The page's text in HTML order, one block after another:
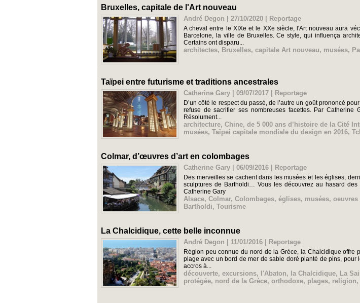
Bruxelles, capitale de l'Art nouveau
André Degon | 27/10/2020 Reportage
A cheval entre le XIXe et le XXe siècle, l'Art nouveau aura
Barcelone, la ville de Bruxelles. Ce style, qui influença
Certains ont disparu...
architectes, Bruxelles, capitale Art nouveau, musées,
Taïpei entre futurisme et traditions ancestrales
Catherine Gary | 09/07/2017 Reportage
D’un côté le respect du passé, de l’autre un goût prononcé
refuse de sacrifier ses nombreuses facettes. Par Catherine
Résolument...
architecture, Chine, de 5 000 ans d’histoire de la Cité
musées, Taïpei capitale mondiale du design en 2016,
Colmar, d’œuvres d’art en colombages
Catherine Gary | 06/09/2016 Reportage
Des merveilles se cachent dans les musées et les églises,
sculptures de Bartholdi… Vous les découvrez au hasard
Catherine Gary
Alsace, Colmar, Colombages, églises, musées, oeuvres
Bartholdi, Tourisme
La Chalcidique, cette belle inconnue
André Degon | 11/01/2016 Reportage
Région peu connue du nord de la Grèce, la Chalcidique
plage avec un bord de mer de sable doré planté de pins,
accros à...
découverte, excursions, l'Abaton, la Chalcidique, La
protégée, nord de la Grèce, orthodoxe, plages, religion,